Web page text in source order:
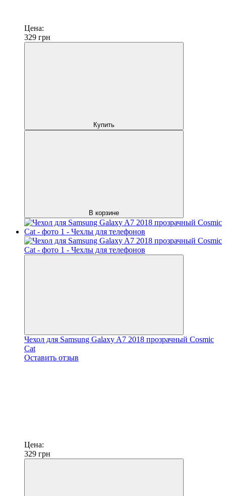
Цена:
329 грн
Купить
В корзине
Чехол для Samsung Galaxy A7 2018 прозрачный Cosmic
Cat
Оставить отзыв
Цена:
329 грн